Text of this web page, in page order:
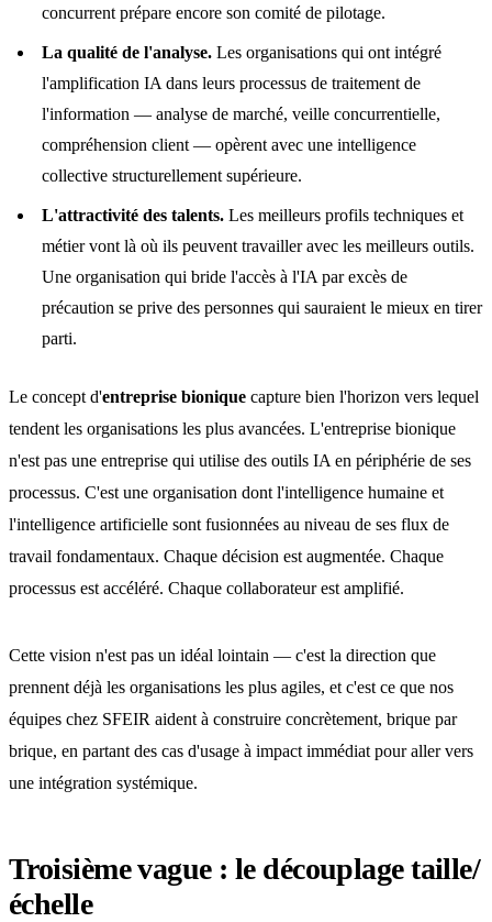
concurrent prépare encore son comité de pilotage.
La qualité de l'analyse.Les organisations qui ont intégré
l'amplification IA dans leurs processus de traitement de
l'information — analyse de marché, veille concurrentielle,
compréhension client — opèrent avec une intelligence
collective structurellement supérieure.
L'attractivité des talents.Les meilleurs profils techniques et
métier vont là où ils peuvent travailler avec les meilleurs outils.
Une organisation qui bride l'accès à l'IA par excès de
précaution se prive des personnes qui sauraient le mieux en tirer
parti.
Le concept d'entreprise bionique capture bien l'horizon vers lequel
tendent les organisations les plus avancées. L'entreprise bionique
n'est pas une entreprise qui utilise des outils IA en périphérie de ses
processus. C'est une organisation dont l'intelligence humaine et
l'intelligence artificielle sont fusionnées au niveau de ses flux de
travail fondamentaux. Chaque décision est augmentée. Chaque
processus est accéléré. Chaque collaborateur est amplifié.
Cette vision n'est pas un idéal lointain — c'est la direction que
prennent déjà les organisations les plus agiles, et c'est ce que nos
équipes chez SFEIR aident à construire concrètement, brique par
brique, en partant des cas d'usage à impact immédiat pour aller vers
une intégration systémique.
Troisième vague : le découplage taille/
échelle